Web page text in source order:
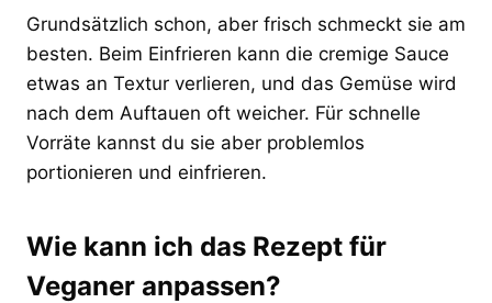
Grundsätzlich schon, aber frisch schmeckt sie am
besten. Beim Einfrieren kann die cremige Sauce
etwas an Textur verlieren, und das Gemüse wird
nach dem Auftauen oft weicher. Für schnelle
Vorräte kannst du sie aber problemlos
portionieren und einfrieren.
Wie kann ich das Rezept für
Veganer anpassen?